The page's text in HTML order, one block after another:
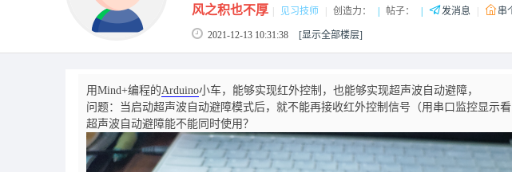
风之积也不厚 见习技师 创造力： 帖子： 发消息 串
2021-12-13 10:31:38 [显示全部楼层]
用Mind+编程的Arduino小车，能够实现红外控制，也能够实现超声波自动避障，
问题：当启动超声波自动避障模式后，就不能再接收红外控制信号（用串口监控显示
超声波自动避障能不能同时使用？